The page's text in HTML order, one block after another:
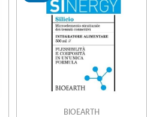
BIOEARTH